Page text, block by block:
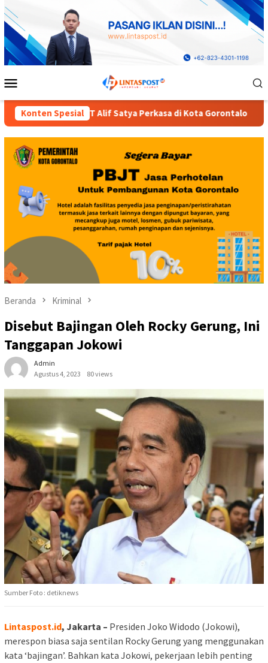
Loncat
ke
konten
Mobile
Konten Spesial
di Kota Gorontalo Diduga Dinas Pendidikan
Beranda Kriminal
Disebut Bajingan Oleh Rocky Gerung, Ini
Tanggapan Jokowi
Admin
Agustus 4, 2023
80 views
Sumber Foto : detiknews
Lintaspost.id, Jakarta – Presiden Joko Widodo (Jokowi),
merespon biasa saja sentilan Rocky Gerung yang menggunakan
kata ‘bajingan’. Bahkan kata Jokowi, pekerjaan lebih penting